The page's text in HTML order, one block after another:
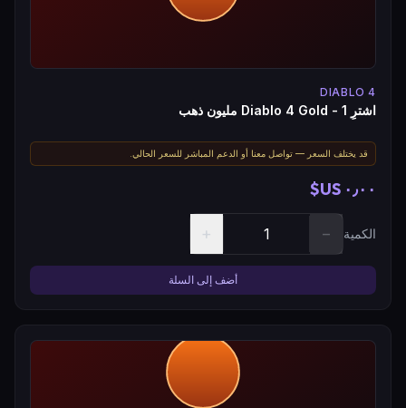
DIABLO 4
اشترِ Diablo 4 Gold - 1 مليون ذهب
قد يختلف السعر — تواصل معنا أو الدعم المباشر للسعر الحالي.
٠٫٠٠ US$
الكمية −
+
أضف إلى السلة